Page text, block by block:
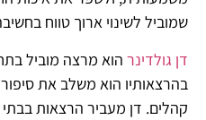
שמוביל לשינוי ארוך טווח
דן גולדינר הוא מרצה מוביל
בהרצאותיו הוא משלב את
קהלים. דן מעביר הרצאות